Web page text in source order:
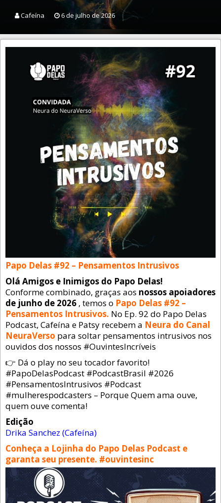
Cafeína 6 de julho de 2026
Papo Delas #92 – Pensamentos Intrusivos
Olá Amigos e Inimigos do Papo Delas!
Conforme combinado, graças aos nossos apoiadores
de junho de 2026 , temos o Papo Delas #92 –
Pensamentos Intrusivos. No Ep. 92 do Papo Delas
Podcast, Cafeína e Patsy recebem a Neura do Canal
NeuraVerso para soltar pensamentos intrusivos nos
ouvidos dos nossos #OuvintesIncríveis
👉 Dá o play no seu tocador favorito!
#PapoDelasPodcast #PodcastBrasil #2026
#PensamentosIntrusivos #Podcast
#mulherespodcasters – Porque Quem ama ouve,
quem ouve comenta!
Edição
Drika Sanchez (Cafeína)
Conheça a Lojinha do Papo Delas Podcast e
garanta seu presente. #ouvintesinc